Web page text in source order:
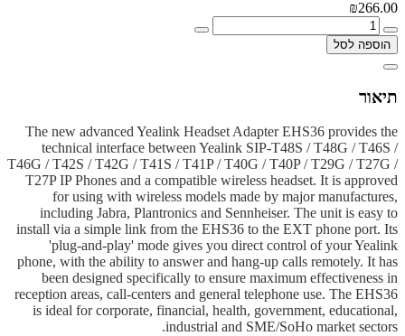
₪266.00
הוספה לסל
תיאור
The new advanced Yealink Headset Adapter EHS36 provides the
technical interface between Yealink SIP-T48S / T48G / T46S /
T46G / T42S / T42G / T41S / T41P / T40G / T40P / T29G / T27G /
T27P IP Phones and a compatible wireless headset. It is approved
for using with wireless models made by major manufactures,
including Jabra, Plantronics and Sennheiser. The unit is easy to
install via a simple link from the EHS36 to the EXT phone port. Its
'plug-and-play' mode gives you direct control of your Yealink
phone, with the ability to answer and hang-up calls remotely. It has
been designed specifically to ensure maximum effectiveness in
reception areas, call-centers and general telephone use. The EHS36
is ideal for corporate, financial, health, government, educational,
industrial and SME/SoHo market sectors.